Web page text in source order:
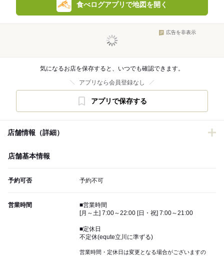
食べログアプリで地図を開く
広告を非表示
気になるお店を保存すると、いつでも確認できます。
アプリなら会員登録なし
アプリで保存する
店舗情報（詳細）
店舗基本情報
予約可否 予約不可
営業時間
■営業時間
[月～土] 7:00～22:00 [日・祝] 7:00～21:00
■定休日
不定休(equte立川に準ずる)
営業時間・定休日は変更となる場合がございますの